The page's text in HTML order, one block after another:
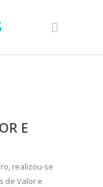
E
realizou-se
de Valor e